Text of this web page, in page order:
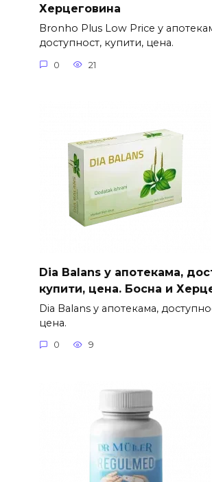
Херцеговина
Bronho Plus Low Price у
доступност, купити, цена.
0 21
Dia Balans у апотекама,
купити, цена. Босна и
Dia Balans у апотекама,
цена.
0 9